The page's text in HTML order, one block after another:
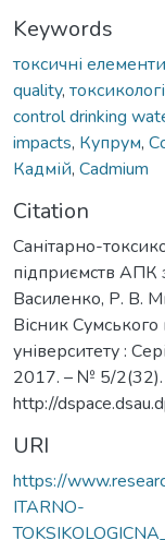
Keywords
токсичні елементи
quality,
control drinking
impacts, Купрум,
Кадмій, Cadmium
Citation
Санітарно-
підприємств АПК
Василенко, Р. В.
Вісник
університету :
2017. – № 5/2(32).
http://
URI
https://
ITARNO-